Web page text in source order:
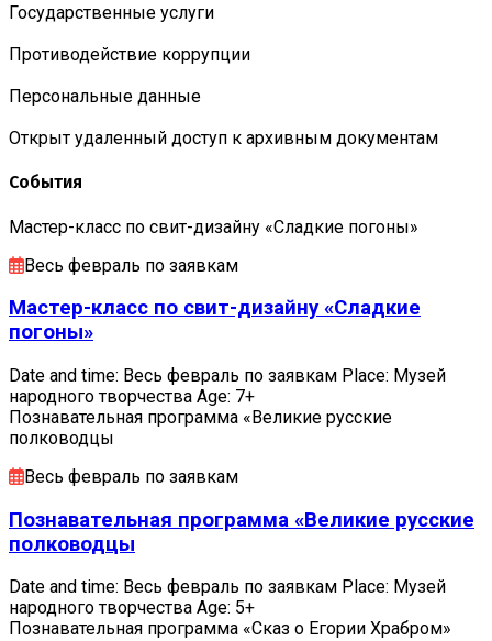
Государственные услуги
Противодействие коррупции
Персональные данные
Открыт удаленный доступ к архивным документам
События
Мастер-класс по свит-дизайну «Сладкие погоны»
Весь февраль по заявкам
Мастер-класс по свит-дизайну «Сладкие
погоны»
Date and time: Весь февраль по заявкам Place: Музей
народного творчества Age: 7+
Познавательная программа «Великие русские
полководцы
Весь февраль по заявкам
Познавательная программа «Великие русские
полководцы
Date and time: Весь февраль по заявкам Place: Музей
народного творчества Age: 5+
Познавательная программа «Сказ о Егории Храбром»